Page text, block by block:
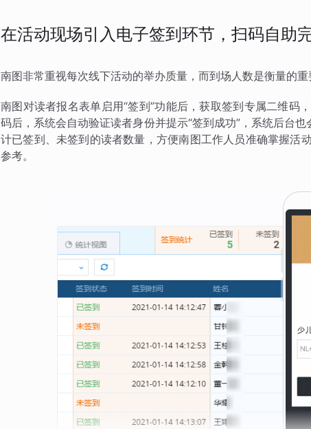
在活动现场引入电子签到环节，扫码自助
南图非常重视每次线下活动的举办质量，而到场人数是衡量的重
南图对读者报名表单启用“签到”功能后，获取签到专属二维码
码后，系统会自动验证读者身份并提示“签到成功”，系统后台
计已签到、未签到的读者数量，方便南图工作人员准确掌握活
参考。